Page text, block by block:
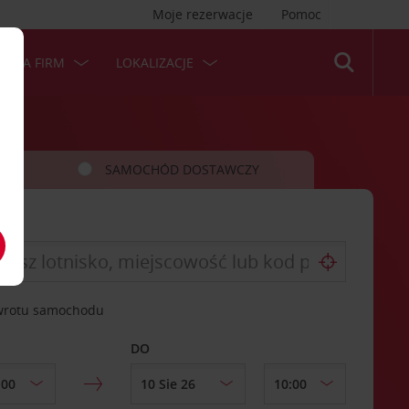
Pomoc
Moje rezerwacje
DLA FIRM LOKALIZACJE
SAMOCHÓD DOSTAWCZY
samochodu
DO